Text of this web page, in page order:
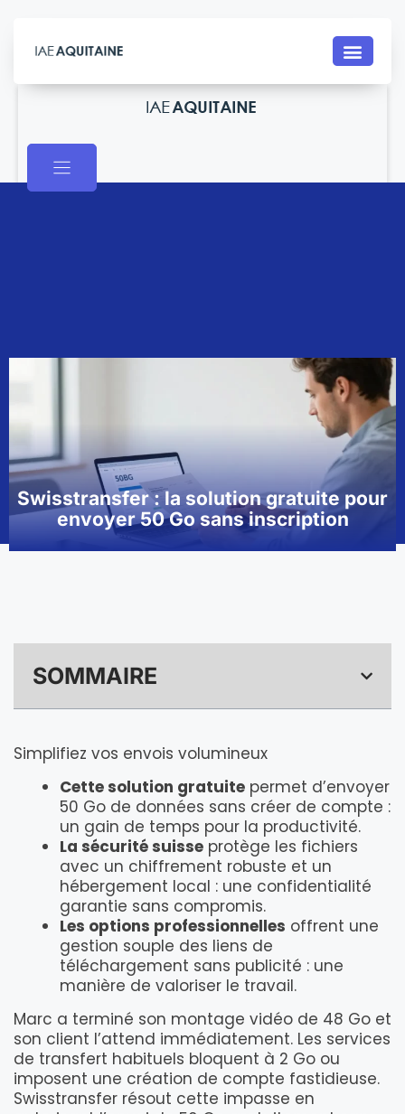
Swisstransfer : la solution gratuite pour
envoyer 50 Go sans inscription
SOMMAIRE
Simplifiez vos envois volumineux
Cette solution gratuite permet d’envoyer
50 Go de données sans créer de compte :
un gain de temps pour la productivité.
La sécurité suisse protège les fichiers
avec un chiffrement robuste et un
hébergement local : une confidentialité
garantie sans compromis.
Les options professionnelles offrent une
gestion souple des liens de
téléchargement sans publicité : une
manière de valoriser le travail.
Marc a terminé son montage vidéo de 48 Go et
son client l’attend immédiatement. Les services
de transfert habituels bloquent à 2 Go ou
imposent une création de compte fastidieuse.
Swisstransfer résout cette impasse en